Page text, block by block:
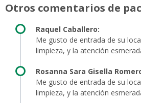
Otros comentarios de
Raquel Caballero:
Me gusto de entrada de su
limpieza, y la atención
Rosanna Sara Gisella
Me gusto de entrada de su
limpieza, y la atención